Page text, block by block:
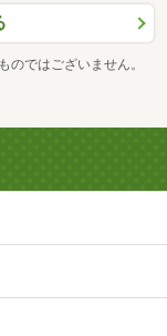
のではございません。